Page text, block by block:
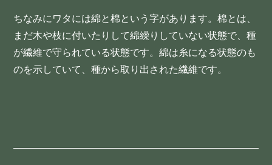
ちなみにワタには綿と棉という字があります。棉とは、
まだ木や枝に付いたりして綿繰りしていない状態で、種
が繊維で守られている状態です。綿は糸になる状態のも
のを示していて、種から取り出された繊維です。